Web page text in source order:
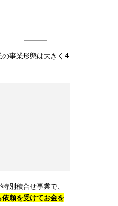
事業形態は大きく4
別積合せ事業で、
依頼を受けてお金を